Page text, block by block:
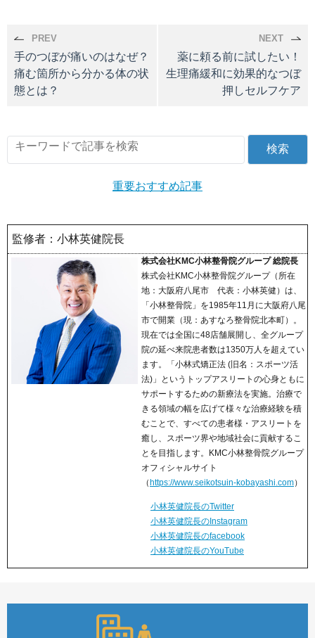
PREV
手のつぼが痛いのはなぜ？
痛む箇所から分かる体の状
態とは？
NEXT
薬に頼る前に試したい！
生理痛緩和に効果的なつぼ
押しセルフケア
重要おすすめ記事
監修者：小林英健院長
株式会社KMC小林整骨院グループ 総院長
株式会社KMC小林整骨院グループ（所在
地：大阪府八尾市 代表：小林英健）は、
「小林整骨院」を1985年11月に大阪府八尾
市で開業（現：あすなろ整骨院北本町）。
現在では全国に48店舗展開し、全グループ
院の延べ来院患者数は1350万人を超えてい
ます。「小林式矯正法 (旧名：スポーツ活
法)」というトップアスリートの心身ともに
サポートするための新療法を実施。治療で
きる領域の幅を広げて様々な治療経験を積
むことで、すべての患者様・アスリートを
癒し、スポーツ界や地域社会に貢献するこ
とを目指します。KMC小林整骨院グループ
オフィシャルサイト
（ https://www.seikotsuin-kobayashi.com）
小林英健院長のTwitter
小林英健院長のInstagram
小林英健院長のfacebook
小林英健院長のYouTube